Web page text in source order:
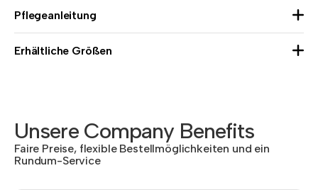
Pflegeanleitung
Erhältliche Größen
Unsere Company Benefits
Faire Preise, flexible Bestellmöglichkeiten und ein
Rundum-Service